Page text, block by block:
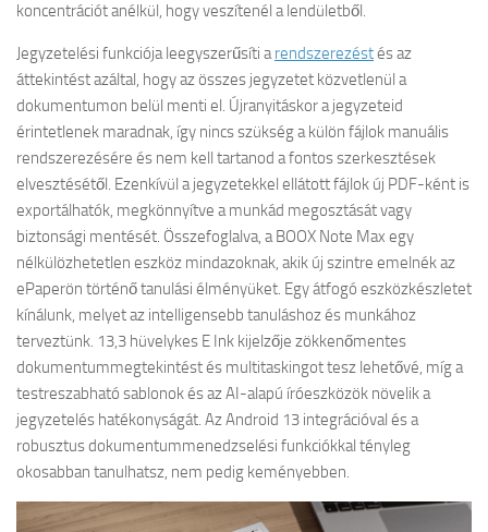
koncentrációt anélkül, hogy veszítenél a lendületből.
Jegyzetelési funkciója leegyszerűsíti arendszerezéstés az
áttekintést azáltal, hogy az összes jegyzetet közvetlenül a
dokumentumon belül menti el. Újranyitáskor a jegyzeteid
érintetlenek maradnak, így nincs szükség a külön fájlok manuális
rendszerezésére és nem kell tartanod a fontos szerkesztések
elvesztésétől. Ezenkívül a jegyzetekkel ellátott fájlok új PDF-ként is
exportálhatók, megkönnyítve a munkád megosztását vagy
biztonsági mentését. Összefoglalva, a BOOX Note Max egy
nélkülözhetetlen eszköz mindazoknak, akik új szintre emelnék az
ePaperön történő tanulási élményüket. Egy átfogó eszközkészletet
kínálunk, melyet az intelligensebb tanuláshoz és munkához
terveztünk. 13,3 hüvelykes E Ink kijelzője zökkenőmentes
dokumentummegtekintést és multitaskingot tesz lehetővé, míg a
testreszabható sablonok és az AI-alapú íróeszközök növelik a
jegyzetelés hatékonyságát. Az Android 13 integrációval és a
robusztus dokumentummenedzselési funkciókkal tényleg
okosabban tanulhatsz, nem pedig keményebben.